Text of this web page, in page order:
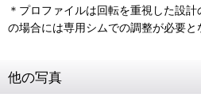
＊プロファイルは回転を重視した設
の場合には専用シムでの調整が必要と
他の写真